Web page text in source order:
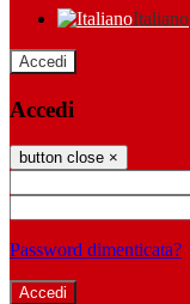
Italiano
Accedi
Accedi
button close ×
Password dimenticata?